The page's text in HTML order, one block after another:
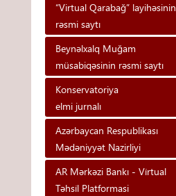
“Virtual Qarabağ” layihəsinin
rəsmi saytı
Beynəlxalq Muğam
müsabiqəsinin rəsmi saytı
Konservatoriya
elmi jurnalı
Azərbaycan Respublikası
Mədəniyyət Nazirliyi
AR Mərkəzi Bankı - Vi̇rtual
Təhsi̇l Platformasi